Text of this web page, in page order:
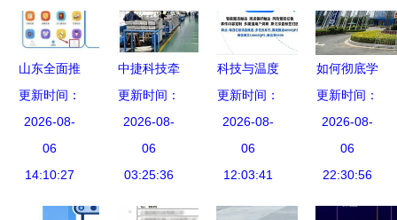
山东全面推
广居住证电
子证照应用
淄博率先推
行电子身份
更新时间：
2026-08-
06
14:10:27
中捷科技牵
头国家级创
新方法项
目，助力科
技推广与产
更新时间：
2026-08-
06
03:25:36
科技与温度
并济 轻松
集团轻松保
严选荣
获“2021领
更新时间：
2026-08-
06
12:03:41
如何彻底学
会宜家引导
场景的构建
科技推广与
应用服务的
更新时间：
2026-08-
06
22:30:56